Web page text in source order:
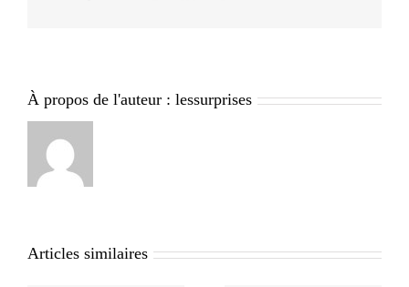
À propos de l'auteur : lessurprises
Articles similaires